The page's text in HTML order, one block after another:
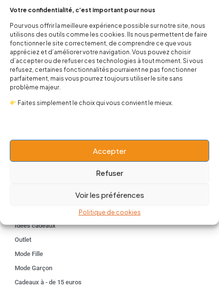
Votre confidentialité, c’est important pour nous
Pour vous offrir la meilleure expérience possible sur notre site, nous
utilisons des outils comme les cookies. Ils nous permettent de faire
fonctionner le site correctement, de comprendre ce que vous
appréciez et d’améliorer votre navigation. Vous pouvez choisir
d’accepter ou de refuser ces technologies à tout moment. Si vous
refusez, certaines fonctionnalités pourraient ne pas fonctionner
parfaitement, mais vous pourrez toujours utiliser le site sans
problème majeur.
Faites simplement le choix qui vous convient le mieux.
Accepter
Refuser
Voir les préférences
Politique de cookies
contact@popnbaby.com
+33 01 64 62 14 89
Follow us
Boutique
Idées cadeaux
Outlet
Mode Fille
Mode Garçon
Cadeaux à - de 15 euros